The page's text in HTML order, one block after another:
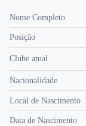
Nome Completo
Posição
Clube atual
Nacionalidade
Local de Nascimento
Data de Nascimento